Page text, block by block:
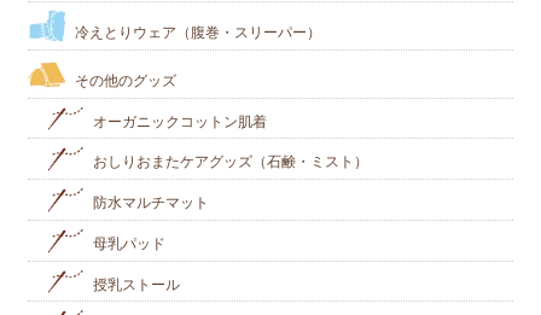
冷えとりウェア（腹巻・スリーパー）
その他のグッズ
オーガニックコットン肌着
おしりおまたケアグッズ（石鹸・ミスト）
防水マルチマット
母乳パッド
授乳ストール